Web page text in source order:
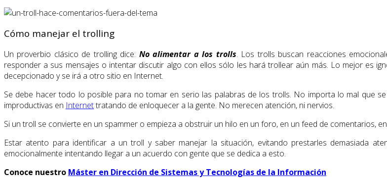
Cómo manejar el trolling
Un proverbio clásico de trolling dice: No alimentar a los trolls. Los trolls buscan reacciones
responder a sus mensajes o intentar discutir algo con ellos sólo les hará trollear aún más. Lo mejor es
decepcionado y se irá a otro sitio en Internet.
Se debe hacer todo lo posible para no tomar en serio las palabras de los trolls. No importa lo mal que
improductivas en Internettratando de enloquecer a la gente. No merecen atención, ni nervios.
Si un troll se convierte en un spammer o empieza a obstruir un hilo en un foro, en un feed de comentarios,
Estar atento para identificar a un troll y saber manejar la situación, evitando prestarles demasiada
emocionalmente intentando llegar a un acuerdo con gente que se dedica a esto.
Conoce nuestro Máster en Dirección de Sistemas y Tecnologías de la Información